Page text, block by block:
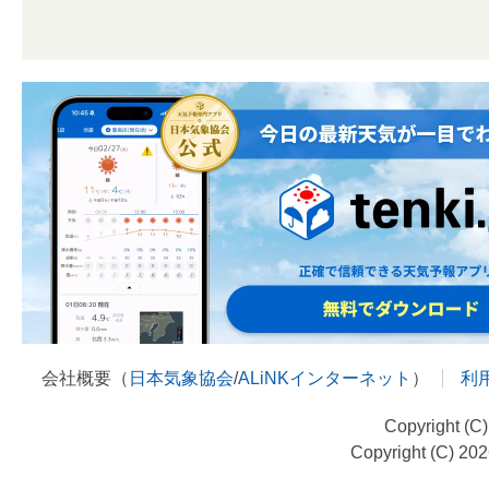
会社概要（ 日本気象協会/ALiNKインターネット ） 利
Copyright
Copyright (C)